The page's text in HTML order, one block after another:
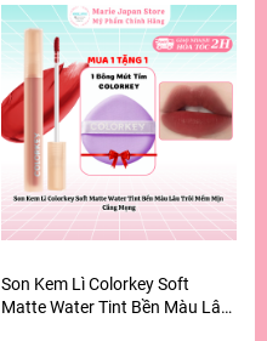
Son Kem Lì Colorkey Soft
Matte Water Tint Bền Màu Lâu